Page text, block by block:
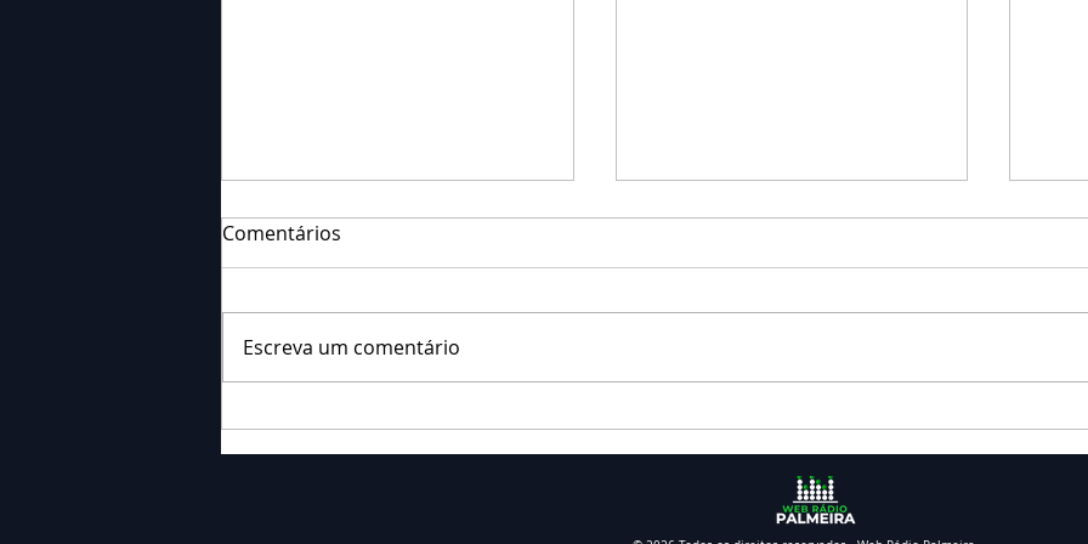
Ornieski
Boaventura
Comentários
Escreva um comentário